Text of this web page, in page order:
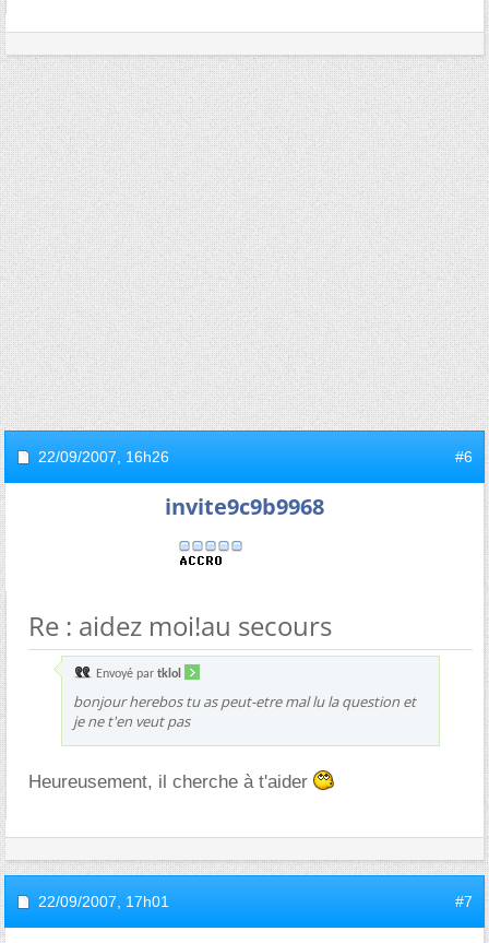
22/09/2007, 16h26 #6
invite9c9b9968
Re : aidez moi!au secours
Envoyé par tklol
bonjour herebos tu as peut-etre mal lu la question et
je ne t'en veut pas
Heureusement, il cherche à t'aider
22/09/2007, 17h01 #7